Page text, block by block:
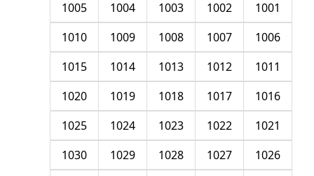
1001
1002
1003
1004
1005
1006
1007
1008
1009
1010
1011
1012
1013
1014
1015
1016
1017
1018
1019
1020
1021
1022
1023
1024
1025
1026
1027
1028
1029
1030